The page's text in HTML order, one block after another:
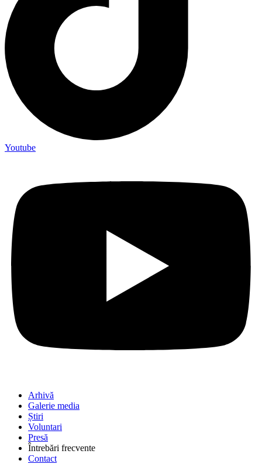
Youtube
Arhivă
Galerie media
Știri
Voluntari
Presă
Întrebări frecvente
Contact